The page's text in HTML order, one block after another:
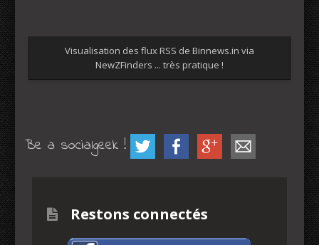
Visualisation des flux RSS de Binnews.in via
NewZFinders ... très pratique !
Be a socialgeek !
Restons connectés